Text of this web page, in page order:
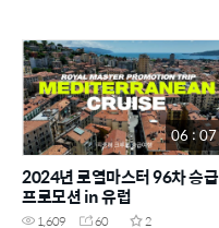
06 : 07
2024년 로열마스터 96차 승급
프로모션 in 유럽
1,609 60
2